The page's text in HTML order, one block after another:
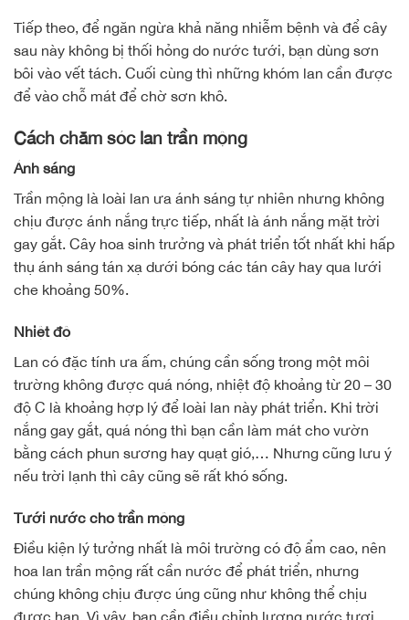
Tiếp theo, để ngăn ngừa khả năng nhiễm bệnh và để cây
sau này không bị thối hỏng do nước tưới, bạn dùng sơn
bôi vào vết tách. Cuối cùng thì những khóm lan cần được
để vào chỗ mát để chờ sơn khô.
Cách chăm sóc lan trần mộng
Ánh sáng
Trần mộng là loài lan ưa ánh sáng tự nhiên nhưng không
chịu được ánh nắng trực tiếp, nhất là ánh nắng mặt trời
gay gắt. Cây hoa sinh trưởng và phát triển tốt nhất khi hấp
thụ ánh sáng tán xạ dưới bóng các tán cây hay qua lưới
che khoảng 50%.
Nhiệt độ
Lan có đặc tính ưa ấm, chúng cần sống trong một môi
trường không được quá nóng, nhiệt độ khoảng từ 20 – 30
độ C là khoảng hợp lý để loài lan này phát triển. Khi trời
nắng gay gắt, quá nóng thì bạn cần làm mát cho vườn
bằng cách phun sương hay quạt gió,… Nhưng cũng lưu ý
nếu trời lạnh thì cây cũng sẽ rất khó sống.
Tưới nước cho trần mộng
Điều kiện lý tưởng nhất là môi trường có độ ẩm cao, nên
hoa lan trần mộng rất cần nước để phát triển, nhưng
chúng không chịu được úng cũng như không thể chịu
được hạn. Vì vậy, bạn cần điều chỉnh lượng nước tươi